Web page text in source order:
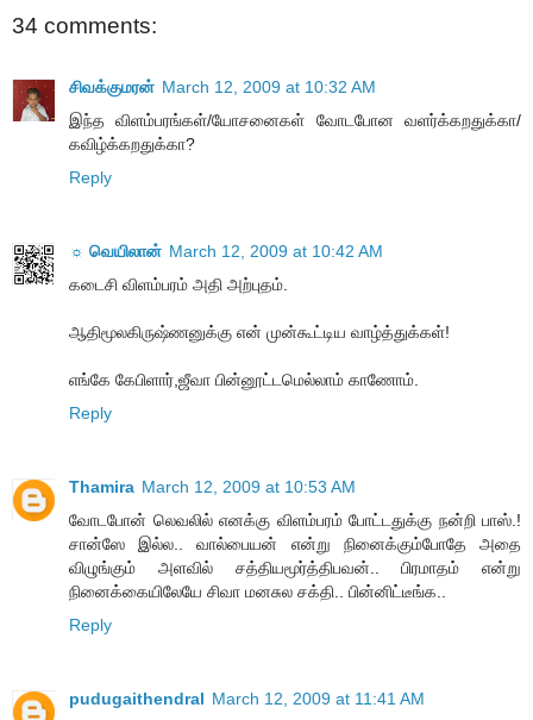
34 comments:
சிவக்குமரன் March 12, 2009 at 10:32 AM
இந்த விளம்பரங்கள்/யோசனைகள் வோடபோன வளர்க்கறதுக்கா/
கவிழ்க்கறதுக்கா?
Reply
☼ வெயிலான் March 12, 2009 at 10:42 AM
கடைசி விளம்பரம் அதி அற்புதம்.
ஆதிமூலகிருஷ்ணனுக்கு என் முன்கூட்டிய வாழ்த்துக்கள்!
எங்கே கேபிளார்,ஜீவா பின்னூட்டமெல்லாம் காணோம்.
Reply
Thamira March 12, 2009 at 10:53 AM
வோடபோன் லெவலில் எனக்கு விளம்பரம் போட்டதுக்கு நன்றி பாஸ்.!
சான்ஸே இல்ல.. வால்பையன் என்று நினைக்கும்போதே அதை
விழுங்கும் அளவில் சத்தியமூர்த்திபவன்.. பிரமாதம் என்று
நினைக்கையிலேயே சிவா மனசுல சக்தி.. பின்னிட்டீங்க..
Reply
pudugaithendral March 12, 2009 at 11:41 AM